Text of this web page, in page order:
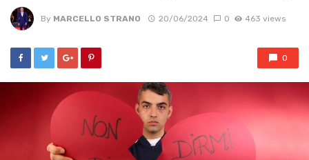
By MARCELLO STRANO 20/06/2024 0 463 views
0